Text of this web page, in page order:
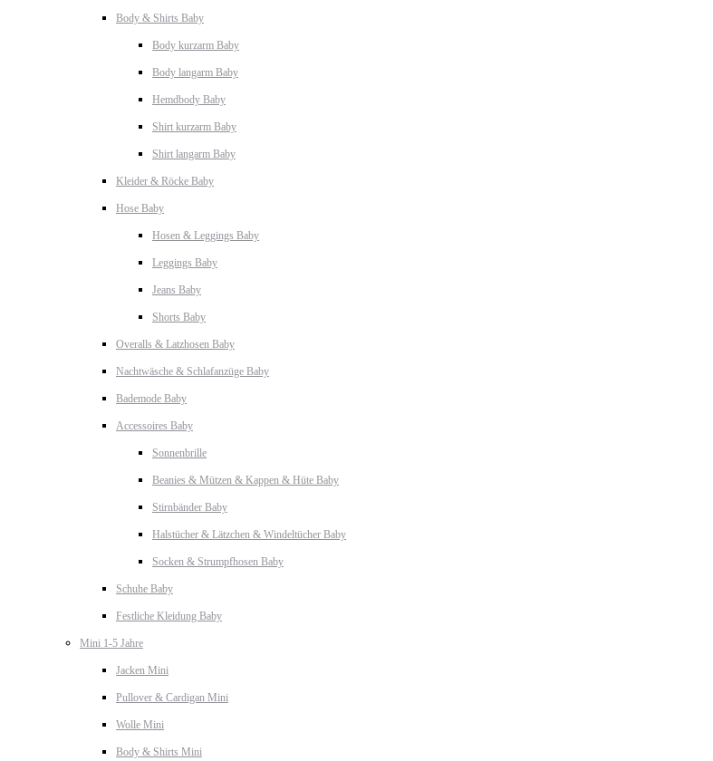
Body & Shirts Baby
Body kurzarm Baby
Body langarm Baby
Hemdbody Baby
Shirt kurzarm Baby
Shirt langarm Baby
Kleider & Röcke Baby
Hose Baby
Hosen & Leggings Baby
Leggings Baby
Jeans Baby
Shorts Baby
Overalls & Latzhosen Baby
Nachtwäsche & Schlafanzüge Baby
Bademode Baby
Accessoires Baby
Sonnenbrille
Beanies & Mützen & Kappen & Hüte Baby
Stirnbänder Baby
Halstücher & Lätzchen & Windeltücher Baby
Socken & Strumpfhosen Baby
Schuhe Baby
Festliche Kleidung Baby
Mini 1-5 Jahre
Jacken Mini
Pullover & Cardigan Mini
Wolle Mini
Body & Shirts Mini